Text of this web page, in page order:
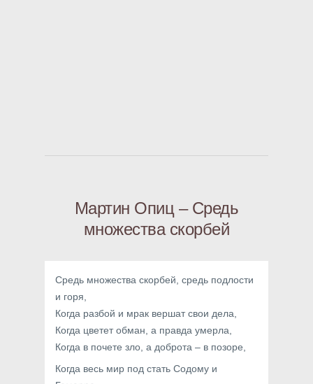
Мартин Опиц – Средь
множества скорбей
Средь множества скорбей, средь подлости
и горя,
Когда разбой и мрак вершат свои дела,
Когда цветет обман, а правда умерла,
Когда в почете зло, а доброта – в позоре,
Когда весь мир под стать Содому и